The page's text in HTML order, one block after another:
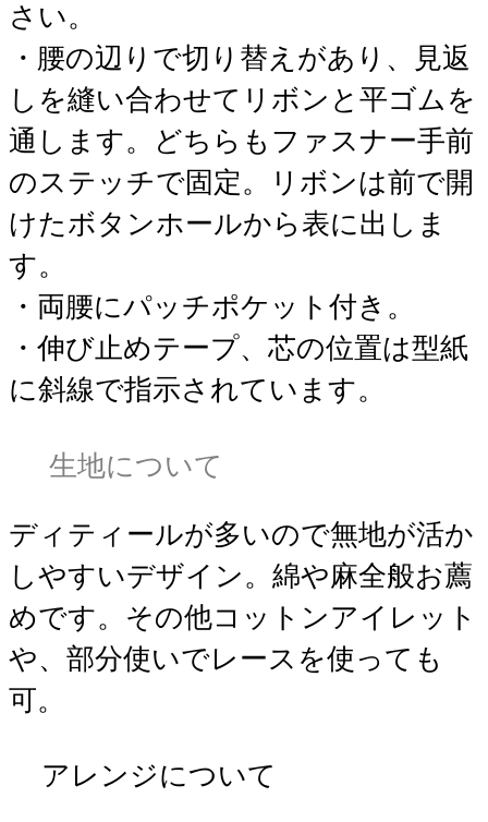
さい。
・腰の辺りで切り替えがあり、見返
しを縫い合わせてリボンと平ゴムを
通します。どちらもファスナー手前
のステッチで固定。リボンは前で開
けたボタンホールから表に出しま
す。
・両腰にパッチポケット付き。
・伸び止めテープ、芯の位置は型紙
に斜線で指示されています。
生地について
ディティールが多いので無地が活か
しやすいデザイン。綿や麻全般お薦
めです。その他コットンアイレット
や、部分使いでレースを使っても
可。
アレンジについて